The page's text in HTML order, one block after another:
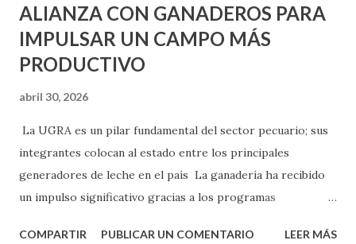
ALIANZA CON GANADEROS PARA
IMPULSAR UN CAMPO MÁS
PRODUCTIVO
abril 30, 2026
La UGRA es un pilar fundamental del sector pecuario; sus
integrantes colocan al estado entre los principales
generadores de leche en el país La ganadería ha recibido
un impulso significativo gracias a los programas
COMPARTIR PUBLICAR UN COMENTARIO LEER MÁS